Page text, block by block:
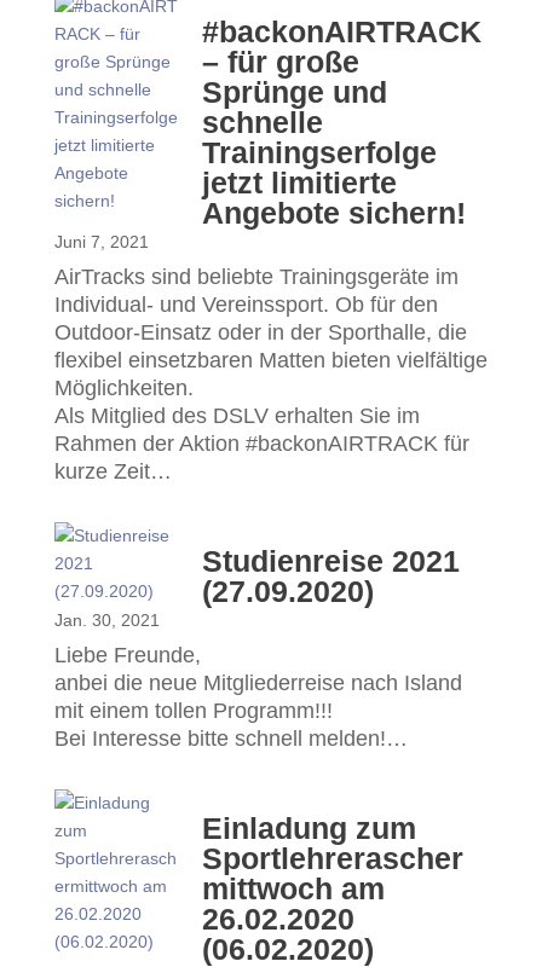
#backonAIRTRACK
– für große
Sprünge und
schnelle
Trainingserfolge
jetzt limitierte
Angebote sichern!
Juni 7, 2021
AirTracks sind beliebte Trainingsgeräte im
Individual- und Vereinssport. Ob für den
Outdoor-Einsatz oder in der Sporthalle, die
flexibel einsetzbaren Matten bieten vielfältige
Möglichkeiten.
Als Mitglied des DSLV erhalten Sie im
Rahmen der Aktion #backonAIRTRACK für
kurze Zeit…
Studienreise 2021
(27.09.2020)
Jan. 30, 2021
Liebe Freunde,
anbei die neue Mitgliederreise nach Island
mit einem tollen Programm!!!
Bei Interesse bitte schnell melden!…
Einladung zum
Sportlehrerascher
mittwoch am
26.02.2020
(06.02.2020)